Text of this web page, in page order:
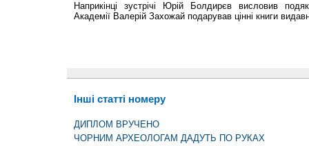
Наприкінці зустрічі Юрій Болдирєв висловив
Академії Валерій Захожай подарував цінні книги
Інші статті номеру
ДИПЛОМ ВРУЧЕНО
ЧОРНИМ АРХЕОЛОГАМ ДАДУТЬ ПО РУКАХ